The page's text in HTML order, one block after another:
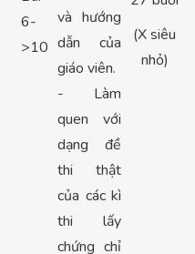
6-
>10
và hướng
dẫn của
giáo viên.
- Làm
quen với
dạng đề
thi thật
của các kì
thi lấy
chứng chỉ
(X siêu
nhỏ)